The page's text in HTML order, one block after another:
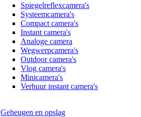
Spiegelreflexcamera's
Systeemcamera's
Compact camera's
Instant camera's
Analoge camera
Wegwerpcamera's
Outdoor camera's
Vlog camera's
Minicamera's
Verhuur instant camera's
Geheugen en opslag